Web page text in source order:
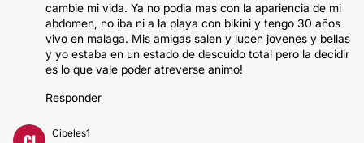
cambie mi vida. Ya no podia mas con la apariencia de mi
abdomen, no iba ni a la playa con bikini y tengo 30 años
vivo en malaga. Mis amigas salen y lucen jovenes y bellas
y yo estaba en un estado de descuido total pero la decidir
es lo que vale poder atreverse animo!
Responder
Cibeles1